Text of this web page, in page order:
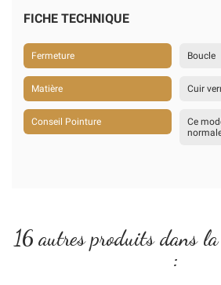
FICHE TECHNIQUE
Fermeture Boucle
Matière Cuir
Conseil Pointure
Ce
16 autres produits dans la
: